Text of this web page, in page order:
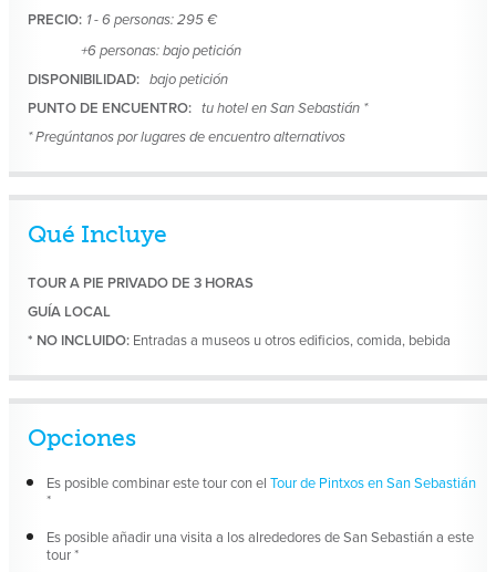
PRECIO: 1 - 6 personas: 295 €
+6 personas: bajo petición
DISPONIBILIDAD:bajo petición
PUNTO DE ENCUENTRO:tu hotel en San Sebastián *
* Pregúntanos por lugares de encuentro alternativos
Qué Incluye
TOUR A PIE PRIVADO DE 3 HORAS
GUÍA LOCAL
* NO INCLUIDO:Entradas a museos u otros edificios, comida, bebida
Opciones
Es posible combinar este tour con elTour de Pintxos en San Sebastián
*
Es posible añadir una visita a los alrededores de San Sebastián a este
tour *